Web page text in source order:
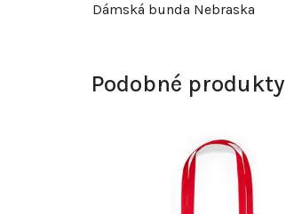
Dámská bunda Nebraska
Podobné produkty